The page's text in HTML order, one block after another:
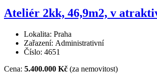
Ateliér 2kk, 46,9m2, v
Lokalita: Praha
Zařazení: Administrativní
Číslo: 4651
Cena: 5.400.000 Kč (za nemovitost)